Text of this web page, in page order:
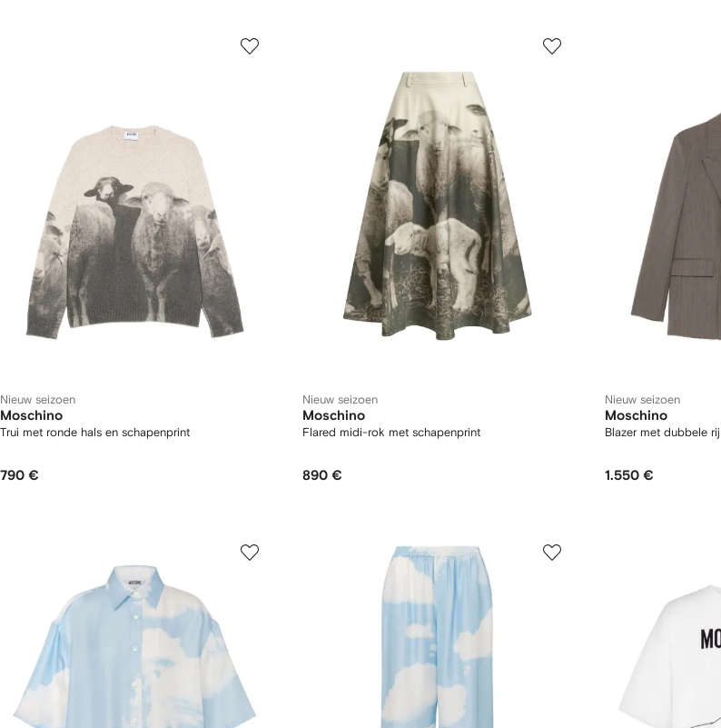
Nieuw seizoen
Moschino
Trui met ronde hals en schapenprint
790 €
Nieuw seizoen
Moschino
Flared midi-rok met schapenprint
890 €
Nieuw seizoen
Moschino
Blazer met dubbele
1.550 €